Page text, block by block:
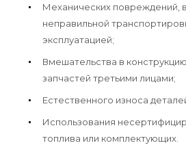
Механических повреждений,
неправильной
эксплуатацией;
Вмешательства в
запчастей третьими лицами;
Естественного износа
Использования
топлива или комплектующих.